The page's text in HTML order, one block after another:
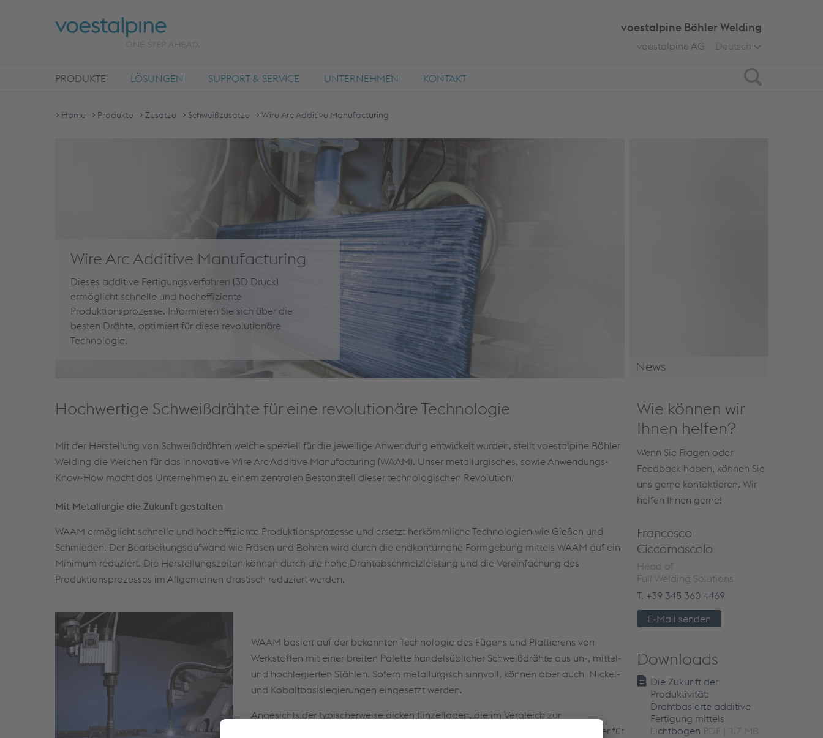
Search
voestalpine Böhler Welding
Deutsch
voestalpine AG
PRODUKTE LÖSUNGEN SUPPORT & SERVICE UNTERNEHMEN KONTAKT
Home Produkte Zusätze Schweißzusätze Wire Arc Additive Manufacturing
Wire Arc Additive Manufacturing
Dieses additive Fertigungsverfahren (3D Druck)
ermöglicht schnelle und hocheffiziente
Produktionsprozesse. Informieren Sie sich über die
besten Drähte, optimiert für diese revolutionäre
Technologie.
News
Hochwertige Schweißdrähte für eine revolutionäre Technologie
Mit der Herstellung von Schweißdrähten welche speziell für die jeweilige Anwendung entwickelt wurden, stellt voestalpine Böhler
Welding die Weichen für das innovative Wire Arc Additive Manufacturing (WAAM). Unser metallurgisches, sowie Anwendungs-
Know-How macht das Unternehmen zu einem zentralen Bestandteil dieser technologischen Revolution.
Mit Metallurgie die Zukunft gestalten
WAAM ermöglicht schnelle und hocheffiziente Produktionsprozesse und ersetzt herkömmliche Technologien wie Gießen und
Schmieden. Der Bearbeitungsaufwand wie Fräsen und Bohren wird durch die endkonturnahe Formgebung mittels WAAM auf ein
Minimum reduziert. Die Herstellungszeiten können durch die hohe Drahtabschmelzleistung und die Vereinfachung des
Produktionsprozesses im Allgemeinen drastisch reduziert werden.
WAAM basiert auf der bekannten Technologie des Fügens und Plattierens von
Werkstoffen mit einer breiten Palette handelsüblicher Schweißdrähte aus un-, mittel-
und hochlegierten Stählen. Sofern metallurgisch sinnvoll, können aber auch Nickel-
und Kobaltbasislegierungen eingesetzt werden.
Angesichts der typischerweise dicken Einzellagen, die im Vergleich zur
pulverbasierten additiven Fertigung aufgetragen werden, eignet sich WAAM eher für
Wie können wir
Ihnen helfen?
Wenn Sie Fragen oder
Feedback haben, können Sie
uns gerne kontaktieren. Wir
helfen Ihnen gerne!
Francesco
Ciccomascolo
Head of
Full Welding Solutions
T. +39 345 360 4469
E-Mail senden
Downloads
Die Zukunft der
Produktivität:
Drahtbasierte additive
Fertigung mittels
Lichtbogen PDF | 1,7 MB